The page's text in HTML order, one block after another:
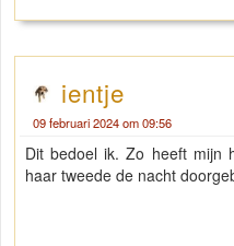
ientje
09 februari 2024 om 09:56
Dit bedoel ik. Zo heeft mijn
haar tweede de nacht